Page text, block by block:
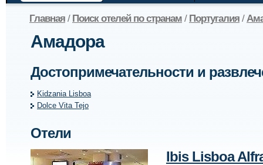
Главная / Поиск отелей по странам / Португалия /
Амадора
Достопримечательности и
Kidzania Lisboa
Dolce Vita Tejo
Отели
Ibis Lisboa